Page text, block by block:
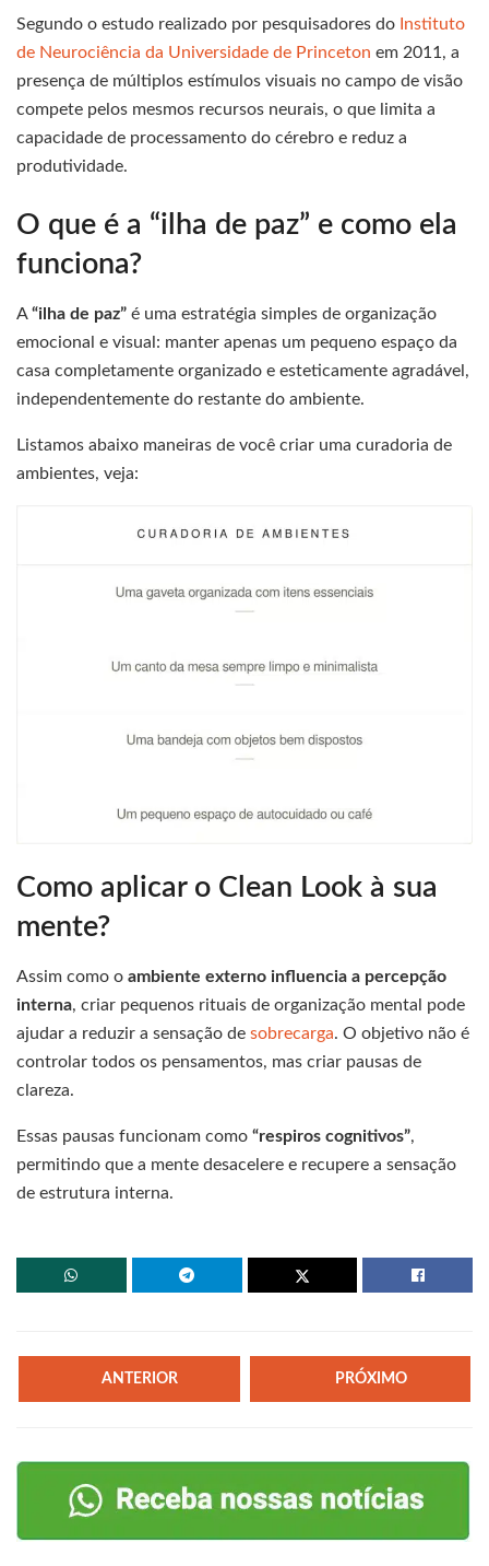
Segundo o estudo realizado por pesquisadores do Instituto
de Neurociência da Universidade de Princeton em 2011, a
presença de múltiplos estímulos visuais no campo de visão
compete pelos mesmos recursos neurais, o que limita a
capacidade de processamento do cérebro e reduz a
produtividade.
O que é a “ilha de paz” e como ela
funciona?
A“ilha de paz” é uma estratégia simples de organização
emocional e visual: manter apenas um pequeno espaço da
casa completamente organizado e esteticamente agradável,
independentemente do restante do ambiente.
Listamos abaixo maneiras de você criar uma curadoria de
ambientes, veja:
Como aplicar o Clean Look à sua
mente?
Assim como o ambiente externo influencia a percepção
interna, criar pequenos rituais de organização mental pode
ajudar a reduzir a sensação de sobrecarga. O objetivo não é
controlar todos os pensamentos, mas criar pausas de
clareza.
Essas pausas funcionam como “respiros cognitivos”,
permitindo que a mente desacelere e recupere a sensação
de estrutura interna.
ANTERIOR PRÓXIMO